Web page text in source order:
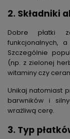
2. Składniki
Dobre płatki
funkcjonalnych, a
Szczególnie
(np. z zielonej
witaminy czy
Unikaj natomiast
barwników i
wrażliwą cerę.
3. Typ